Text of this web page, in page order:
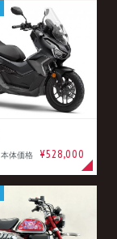
本体価格 ¥528,000